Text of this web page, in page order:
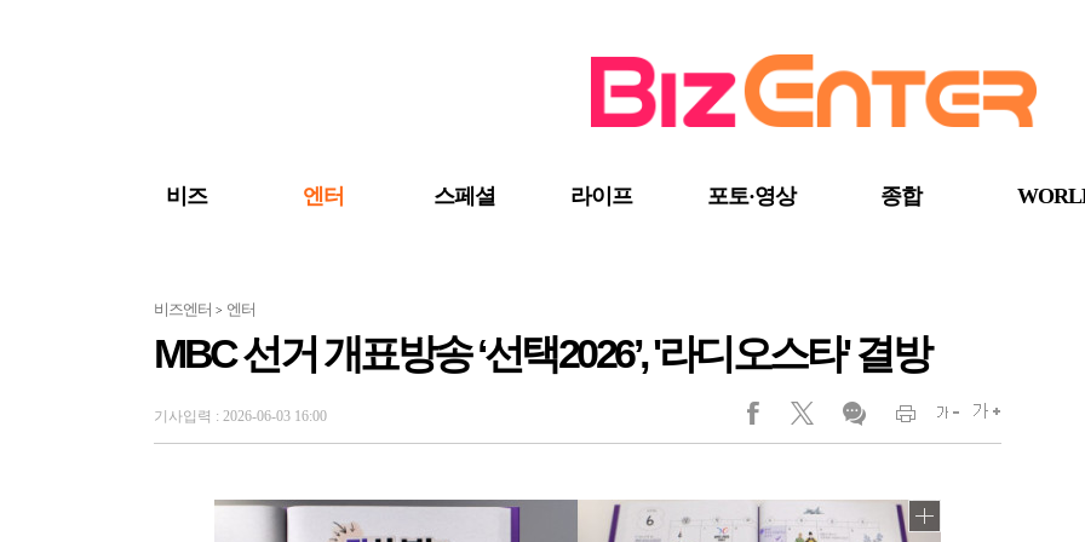
비즈 엔터 스페셜 라이프 포토·영상 종합
비즈엔터 > 엔터
MBC 선거 개표방송 ‘선택2026’, '라디오스타' 결방
기사입력 : 2026-06-03 16:00